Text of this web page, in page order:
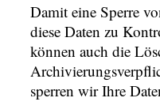
Damit eine Sperre
diese Daten zu
können auch die
sperren wir Ihre